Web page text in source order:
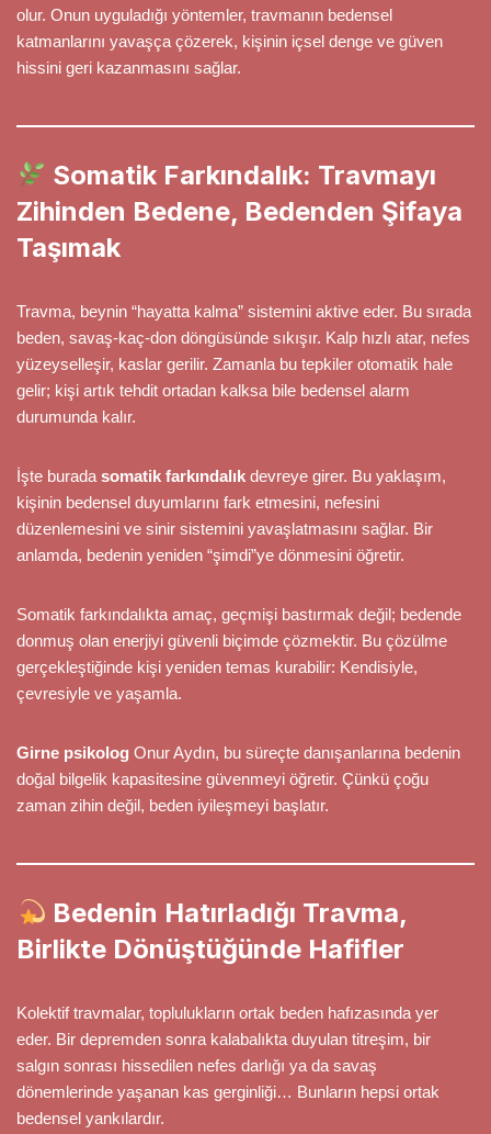
olur. Onun uyguladığı yöntemler, travmanın bedensel
katmanlarını yavaşça çözerek, kişinin içsel denge ve güven
hissini geri kazanmasını sağlar.
Somatik Farkındalık: Travmayı
Zihinden Bedene, Bedenden Şifaya
Taşımak
Travma, beynin “hayatta kalma” sistemini aktive eder. Bu sırada
beden, savaş-kaç-don döngüsünde sıkışır. Kalp hızlı atar, nefes
yüzeyselleşir, kaslar gerilir. Zamanla bu tepkiler otomatik hale
gelir; kişi artık tehdit ortadan kalksa bile bedensel alarm
durumunda kalır.
İşte buradasomatik farkındalık devreye girer. Bu yaklaşım,
kişinin bedensel duyumlarını fark etmesini, nefesini
düzenlemesini ve sinir sistemini yavaşlatmasını sağlar. Bir
anlamda, bedenin yeniden “şimdi”ye dönmesini öğretir.
Somatik farkındalıkta amaç, geçmişi bastırmak değil; bedende
donmuş olan enerjiyi güvenli biçimde çözmektir. Bu çözülme
gerçekleştiğinde kişi yeniden temas kurabilir: Kendisiyle,
çevresiyle ve yaşamla.
Girne psikolog Onur Aydın, bu süreçte danışanlarına bedenin
doğal bilgelik kapasitesine güvenmeyi öğretir. Çünkü çoğu
zaman zihin değil, beden iyileşmeyi başlatır.
Bedenin Hatırladığı Travma,
Birlikte Dönüştüğünde Hafifler
Kolektif travmalar, toplulukların ortak beden hafızasında yer
eder. Bir depremden sonra kalabalıkta duyulan titreşim, bir
salgın sonrası hissedilen nefes darlığı ya da savaş
dönemlerinde yaşanan kas gerginliği… Bunların hepsi ortak
bedensel yankılardır.